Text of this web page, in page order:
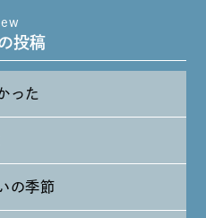
投稿
った
の季節